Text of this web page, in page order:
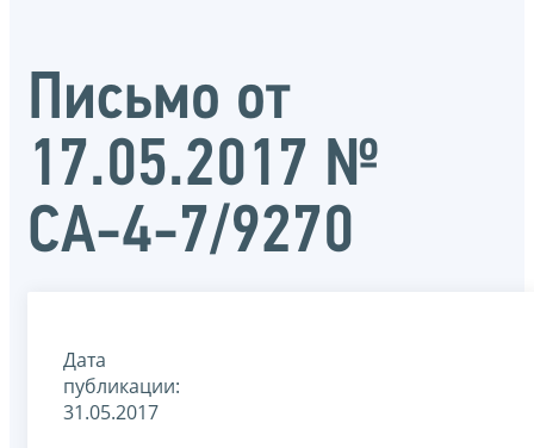
Письмо от
17.05.2017 №
СА-4-7/9270
Дата
публикации:
31.05.2017